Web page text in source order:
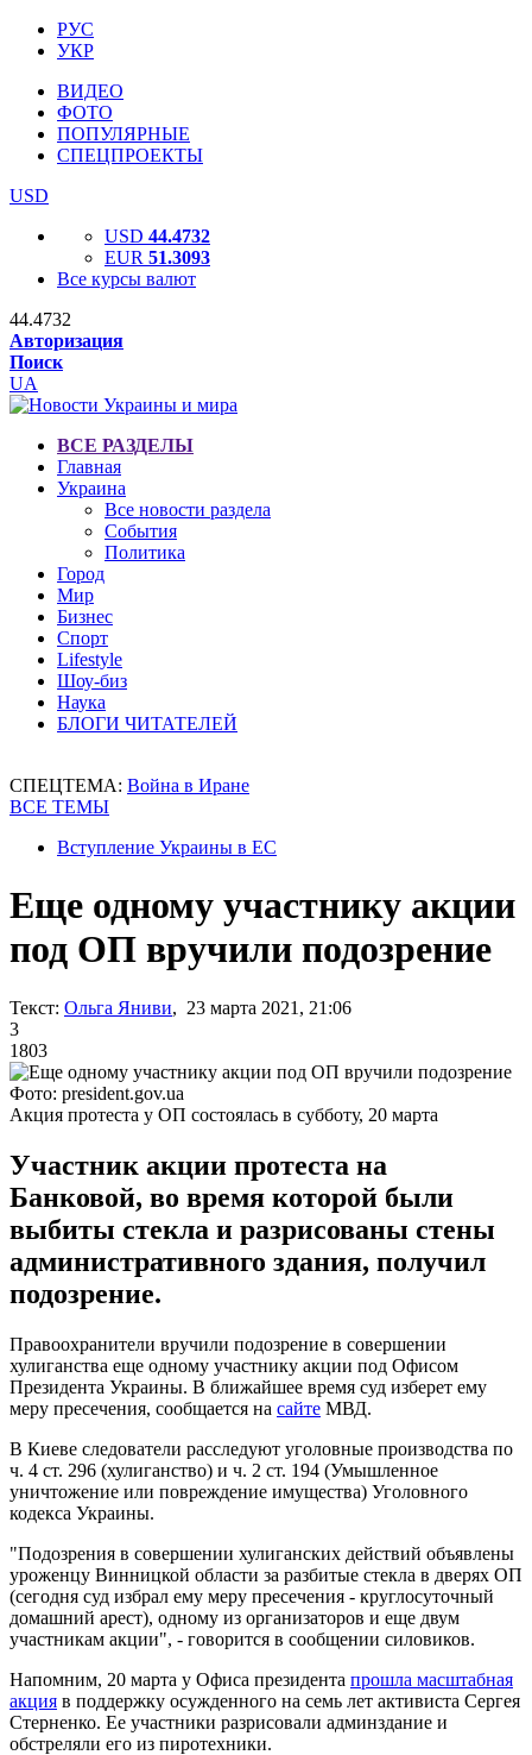
РУС
УКР
ВИДЕО
ФОТО
ПОПУЛЯРНЫЕ
СПЕЦПРОЕКТЫ
USD
USD 44.4732
EUR 51.3093
Все курсы валют
44.4732
Авторизация
Поиск
UA
ВСЕ РАЗДЕЛЫ
Главная
Украина
Все новости раздела
События
Политика
Город
Мир
Бизнес
Спорт
Lifestyle
Шоу-биз
Наука
БЛОГИ ЧИТАТЕЛЕЙ
СПЕЦТЕМА: Война в Иране
ВСЕ ТЕМЫ
Вступление Украины в ЕС
Еще одному участнику акции
под ОП вручили подозрение
Текст: Ольга Яниви, 23 марта 2021, 21:06
3
1803
Фото: president.gov.ua
Акция протеста у ОП состоялась в субботу, 20 марта
Участник акции протеста на
Банковой, во время которой были
выбиты стекла и разрисованы стены
административного здания, получил
подозрение.
Правоохранители вручили подозрение в совершении
хулиганства еще одному участнику акции под Офисом
Президента Украины. В ближайшее время суд изберет ему
меру пресечения, сообщается на сайте МВД.
В Киеве следователи расследуют уголовные производства по
ч. 4 ст. 296 (хулиганство) и ч. 2 ст. 194 (Умышленное
уничтожение или повреждение имущества) Уголовного
кодекса Украины.
"Подозрения в совершении хулиганских действий объявлены
уроженцу Винницкой области за разбитые стекла в дверях ОП
(сегодня суд избрал ему меру пресечения - круглосуточный
домашний арест), одному из организаторов и еще двум
участникам акции", - говорится в сообщении силовиков.
Напомним, 20 марта у Офиса президента прошла масштабная
акция в поддержку осужденного на семь лет активиста Сергея
Стерненко. Ее участники разрисовали админздание и
обстреляли его из пиротехники.